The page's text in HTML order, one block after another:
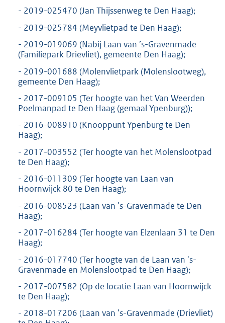
- 2019-025470 (Jan Thijssenweg te Den Haag);
- 2019-025784 (Meyvlietpad te Den Haag);
- 2019-019069 (Nabij Laan van ’s-Gravenmade
(Familiepark Drievliet), gemeente Den Haag);
- 2019-001688 (Molenvlietpark (Molenslootweg),
gemeente Den Haag);
- 2017-009105 (Ter hoogte van het Van Weerden
Poelmanpad te Den Haag (gemaal Ypenburg));
- 2016-008910 (Knooppunt Ypenburg te Den
Haag);
- 2017-003552 (Ter hoogte van het Molenslootpad
te Den Haag);
- 2016-011309 (Ter hoogte van Laan van
Hoornwijck 80 te Den Haag);
- 2016-008523 (Laan van 's-Gravenmade te Den
Haag);
- 2017-016284 (Ter hoogte van Elzenlaan 31 te Den
Haag);
- 2016-017740 (Ter hoogte van de Laan van 's-
Gravenmade en Molenslootpad te Den Haag);
- 2017-007582 (Op de locatie Laan van Hoornwijck
te Den Haag);
- 2018-017206 (Laan van ’s-Gravenmade (Drievliet)